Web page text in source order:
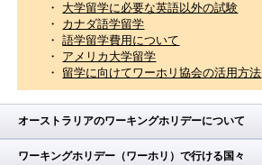
・ 大学留学に必要な英語以外の試験
・ カナダ語学留学
・語学留学費用について
・ アメリカ大学留学
・ 留学に向けてワーホリ協会の活用方法
オーストラリアのワーキングホリデーについて
ワーキングホリデー（ワーホリ）で行ける国々